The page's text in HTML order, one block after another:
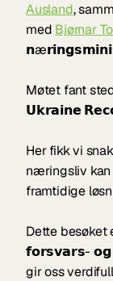
Ausland,
med Bjørnar
Møtet fant
𝗨𝗸𝗿𝗮𝗶𝗻𝗲
Her fikk vi
næringsliv
framtidige
Dette besøket
𝗳𝗼𝗿𝘀𝘃𝗮𝗿𝘀-
gir oss